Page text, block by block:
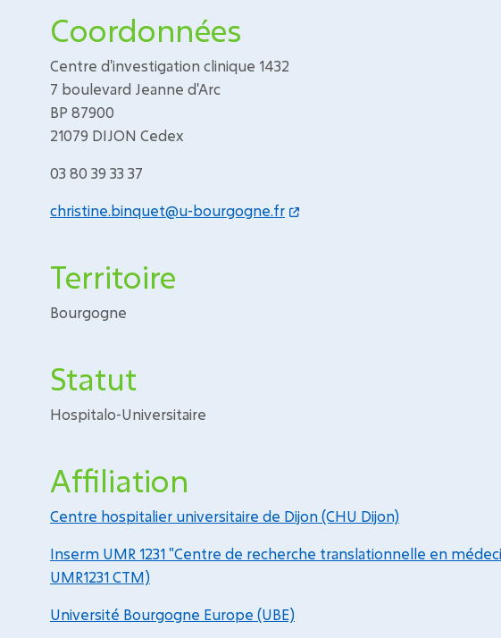
Coordonnées
Centre d'investigation clinique 1432
7 boulevard Jeanne d'Arc
BP 87900
21079 DIJON Cedex
03 80 39 33 37
christine.binquet@u-bourgogne.fr
Territoire
Bourgogne
Statut
Hospitalo-Universitaire
Affiliation
Centre hospitalier universitaire de Dijon (CHU Dijon)
Inserm UMR 1231 "Centre de recherche translationnelle en
UMR1231 CTM)
Université Bourgogne Europe (UBE)